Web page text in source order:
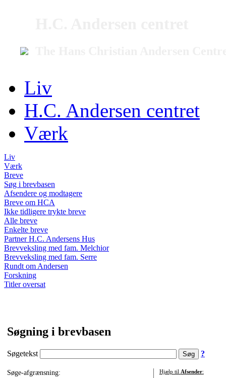
Liv
H.C. Andersen centret
Værk
Liv
Værk
Breve
Søg i brevbasen
Afsendere og modtagere
Breve om HCA
Ikke tidligere trykte breve
Alle breve
Enkelte breve
Partner H.C. Andersens Hus
Brevveksling med fam. Melchior
Brevveksling med fam. Serre
Rundt om Andersen
Forskning
Titler oversat
Søgning i brevbasen
Søgetekst ?
Søge-afgrænsning:
Hjælp til Afsender: